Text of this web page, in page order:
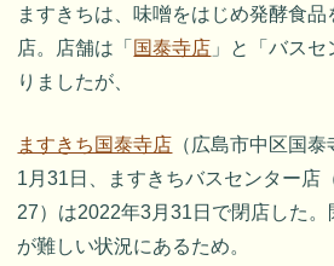
ますきちは、味噌をはじめ発酵食
店。店舗は「 国泰寺店 」と「バス
りましたが、
ますきち国泰寺店 （広島市中区国
1月31日、ますきちバスセンター店
27）は2022年3月31日で閉店した
が難しい状況にあるため。